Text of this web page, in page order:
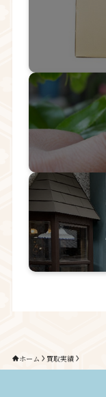
ホーム 買取実績